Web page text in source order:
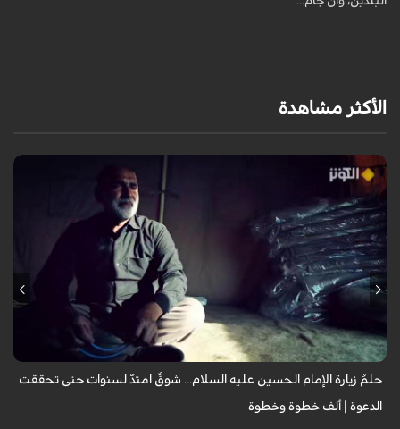
الأكثر مشاهدة
يروي عددٌ من الزائرين مشاعر الشوق التي لازمتهم لسنوات وهم يتمنون زيارة
الإمام الحسين عليه السلام، مؤكدين أن العقبات المادية والظروف الشخصية لم
حلمُ زيارة الإمام الحسين عليه السلام... شوقٌ امتدّ لسنوات حتى تحققت
الدعوة | ألف خطوة وخطوة